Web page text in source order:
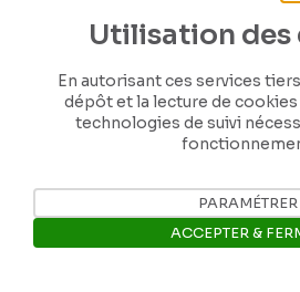
Facebook
Ropslettres
Le site web du musée
Utilisation des
En autorisant ces services
dépôt et la lecture de
technologies de suivi
PARAMÉTRER
ACCEPTER &